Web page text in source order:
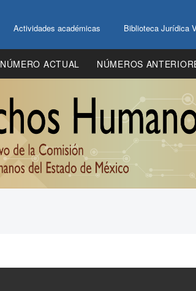
Actividades académicas Biblioteca Jurídica
NÚMERO ACTUAL NÚMEROS